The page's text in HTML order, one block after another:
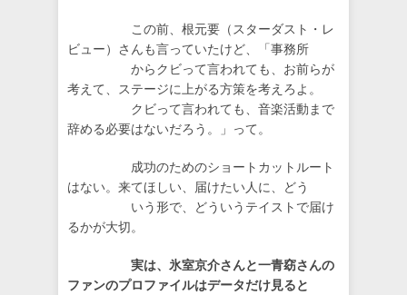
この前、根元要（スターダスト・レ
ビュー）さんも言っていたけど、「事務所
からクビって言われても、お前らが
考えて、ステージに上がる方策を考えろよ。
クビって言われても、音楽活動まで
辞める必要はないだろう。」って。
成功のためのショートカットルート
はない。来てほしい、届けたい人に、どう
いう形で、どういうテイストで届け
るかが大切。
実は、氷室京介さんと一青窈さんの
ファンのプロファイルはデータだけ見ると